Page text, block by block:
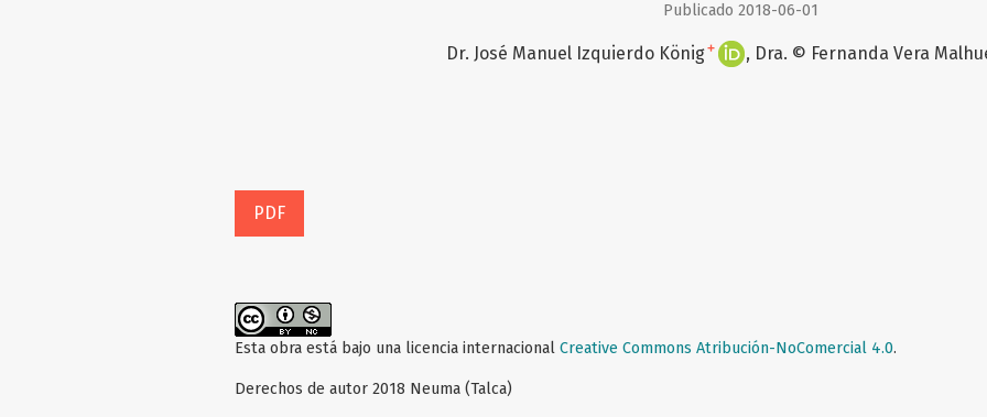
Publicado 2018-06-01
Dr. José Manuel Izquierdo König+ Dra. © Fernanda Vera
PDF
Esta obra está bajo una licencia internacional Creative Commons Atribución-NoComercial 4.0.
Derechos de autor 2018 Neuma (Talca)